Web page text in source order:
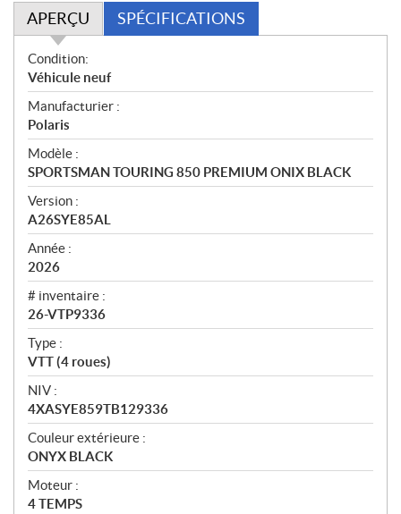
APERÇU SPÉCIFICATIONS
A
p
e
r
ç
u
Condition:
Véhicule neuf
Manufacturier :
Polaris
Modèle :
SPORTSMAN TOURING 850 PREMIUM ONIX BLACK
Version :
A26SYE85AL
Année :
2026
# inventaire :
26-VTP9336
Type :
VTT (4 roues)
NIV :
4XASYE859TB129336
Couleur extérieure :
ONYX BLACK
Moteur :
4 TEMPS